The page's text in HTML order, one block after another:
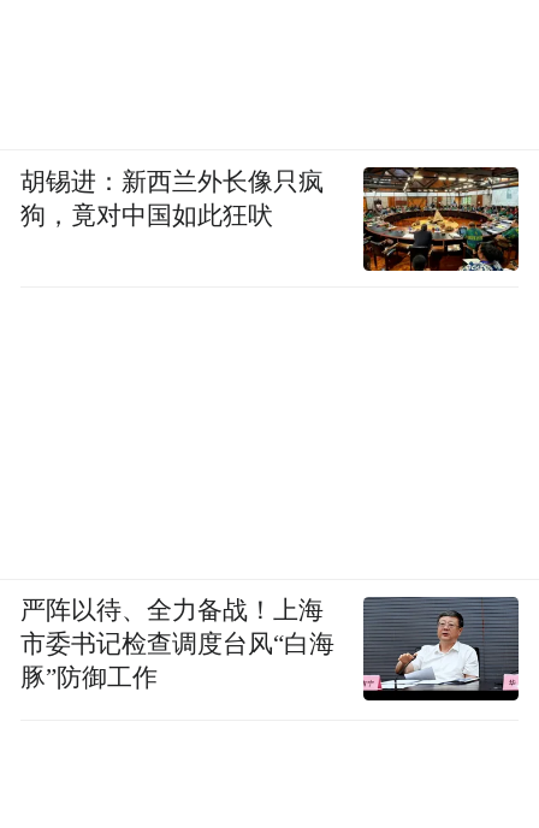
胡锡进：新西兰外长像只疯
狗，竟对中国如此狂吠
严阵以待、全力备战！上海
市委书记检查调度台风“白海
豚”防御工作